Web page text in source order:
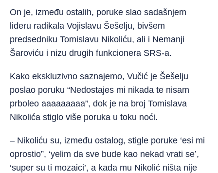
On je, između ostalih, poruke slao sadašnjem
lideru radikala Vojislavu Šešelju, bivšem
predsedniku Tomislavu Nikoliću, ali i Nemanji
Šaroviću i nizu drugih funkcionera SRS-a.
Kako ekskluzivno saznajemo, Vučić je Šešelju
poslao poruku “Nedostajes mi nikada te nisam
prboleo aaaaaaaaa”, dok je na broj Tomislava
Nikolića stiglo više poruka u toku noći.
– Nikoliću su, između ostalog, stigle poruke ‘esi mi
oprostio”, ‘yelim da sve bude kao nekad vrati se’,
‘super su ti mozaici’, a kada mu Nikolić ništa nije